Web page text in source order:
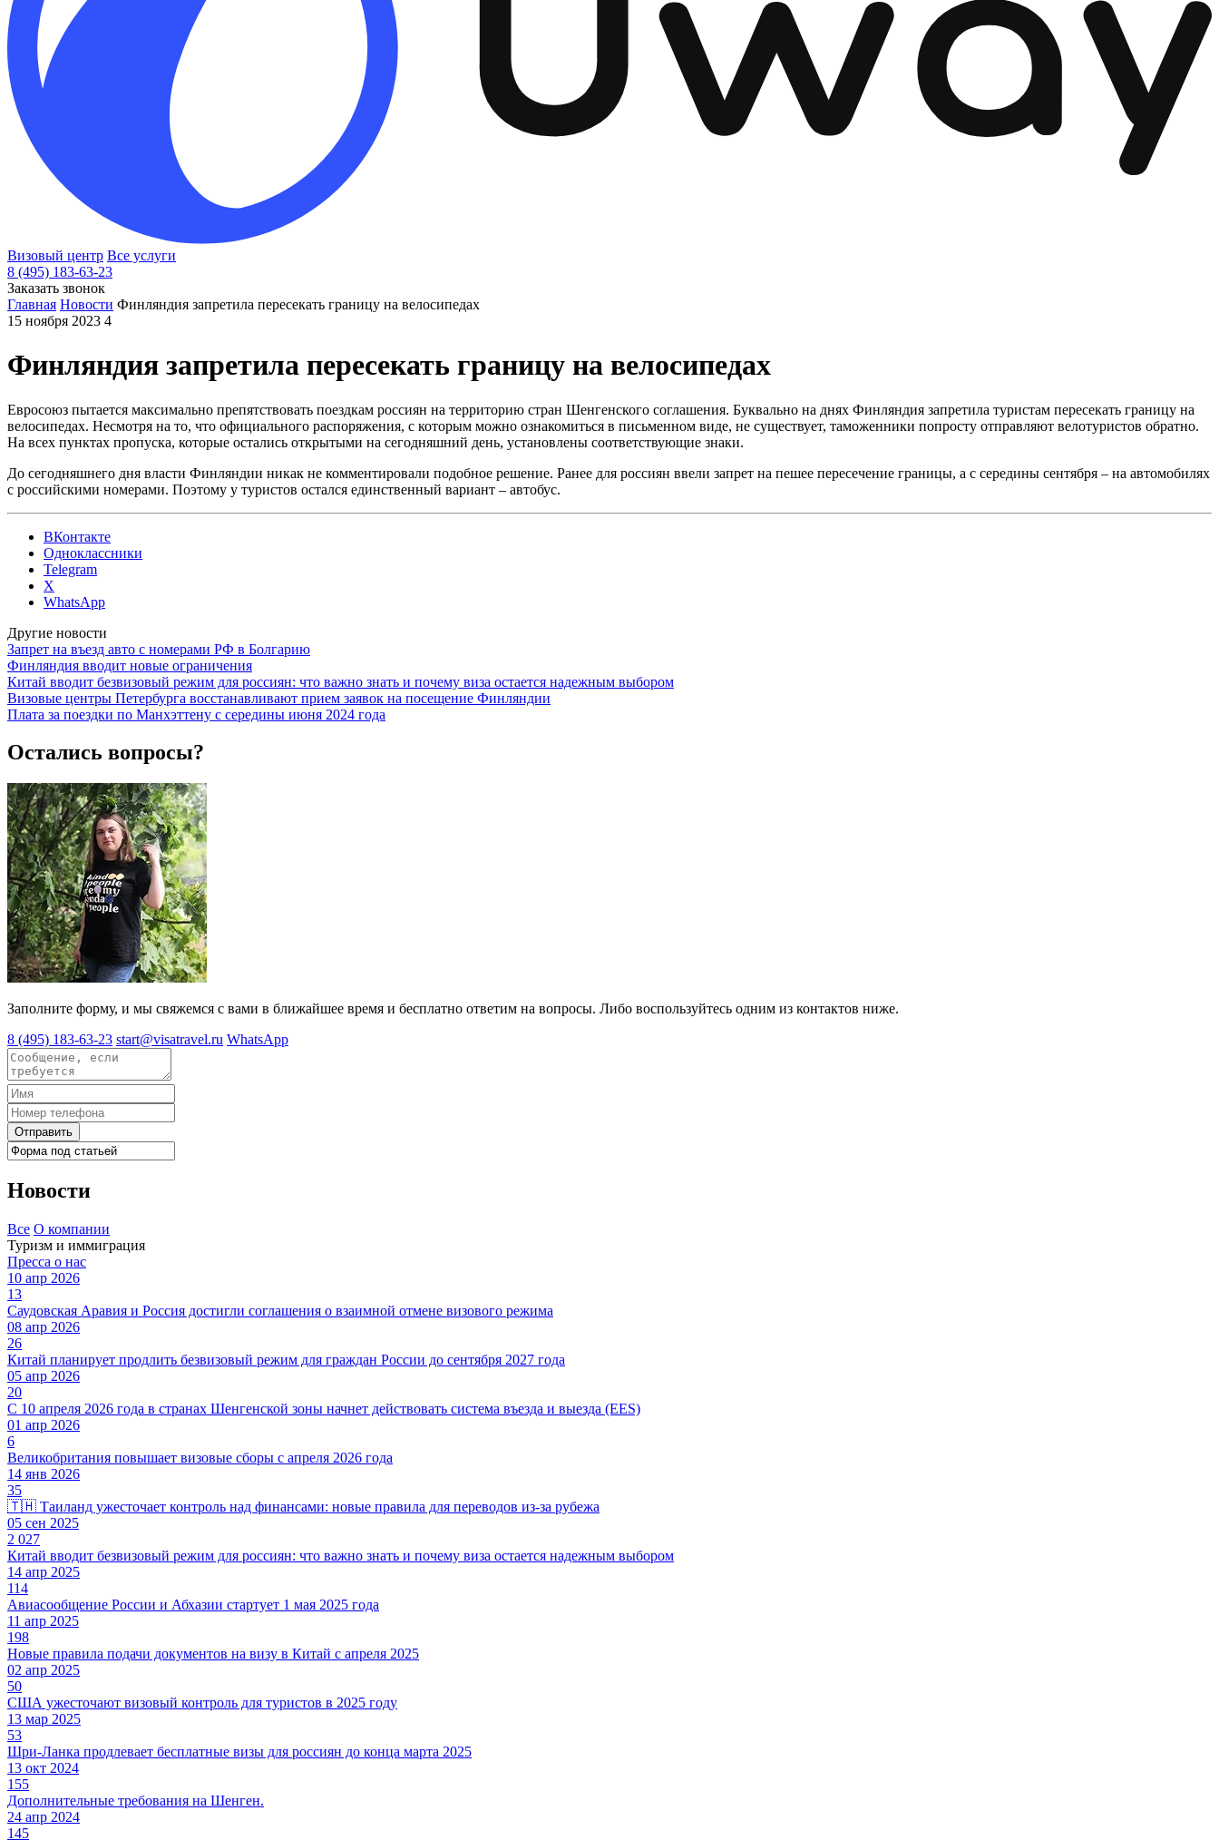
Визовый центр Все услуги
8 (495) 183-63-23
Заказать звонок
Главная Новости Финляндия запретила пересекать границу на велосипедах
15 ноября 2023 4
Финляндия запретила пересекать границу на велосипедах
Евросоюз пытается максимально препятствовать поездкам россиян на территорию стран Шенгенского соглашения. Буквально на днях Финляндия запретила туристам пересекать границу на
велосипедах. Несмотря на то, что официального распоряжения, с которым можно ознакомиться в письменном виде, не существует, таможенники попросту отправляют велотуристов обратно.
На всех пунктах пропуска, которые остались открытыми на сегодняшний день, установлены соответствующие знаки.
До сегодняшнего дня власти Финляндии никак не комментировали подобное решение. Ранее для россиян ввели запрет на пешее пересечение границы, а с середины сентября – на автомобилях
с российскими номерами. Поэтому у туристов остался единственный вариант – автобус.
ВКонтакте
Одноклассники
Telegram
X
WhatsApp
Другие новости
Запрет на въезд авто с номерами РФ в Болгарию
Финляндия вводит новые ограничения
Китай вводит безвизовый режим для россиян: что важно знать и почему виза остается надежным выбором
Визовые центры Петербурга восстанавливают прием заявок на посещение Финляндии
Плата за поездки по Манхэттену с середины июня 2024 года
Остались вопросы?
Заполните форму, и мы свяжемся с вами в ближайшее время и бесплатно ответим на вопросы. Либо воспользуйтесь одним из контактов ниже.
8 (495) 183-63-23 start@visatravel.ru WhatsApp
Отправить
Новости
Все О компании
Туризм и иммиграция
Пресса о нас
10 апр 2026
13
Саудовская Аравия и Россия достигли соглашения о взаимной отмене визового режима
08 апр 2026
26
Китай планирует продлить безвизовый режим для граждан России до сентября 2027 года
05 апр 2026
20
С 10 апреля 2026 года в странах Шенгенской зоны начнет действовать система въезда и выезда (EES)
01 апр 2026
6
Великобритания повышает визовые сборы с апреля 2026 года
14 янв 2026
35
🇹🇭 Таиланд ужесточает контроль над финансами: новые правила для переводов из-за рубежа
05 сен 2025
2 027
Китай вводит безвизовый режим для россиян: что важно знать и почему виза остается надежным выбором
14 апр 2025
114
Авиасообщение России и Абхазии стартует 1 мая 2025 года
11 апр 2025
198
Новые правила подачи документов на визу в Китай с апреля 2025
02 апр 2025
50
США ужесточают визовый контроль для туристов в 2025 году
13 мар 2025
53
Шри-Ланка продлевает бесплатные визы для россиян до конца марта 2025
13 окт 2024
155
Дополнительные требования на Шенген.
24 апр 2024
145